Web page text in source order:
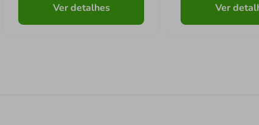
Ver detalhes Ver